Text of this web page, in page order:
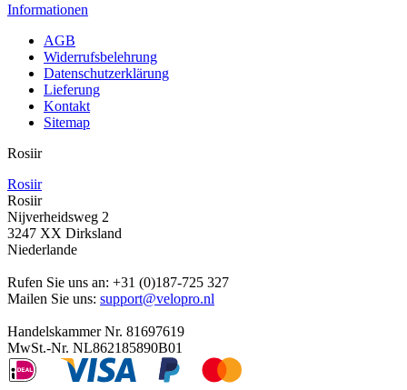
Informationen
AGB
Widerrufsbelehrung
Datenschutzerklärung
Lieferung
Kontakt
Sitemap
Rosiir
Rosiir
Rosiir
Nijverheidsweg 2
3247 XX Dirksland
Niederlande
Rufen Sie uns an: +31 (0)187-725 327
Mailen Sie uns: support@velopro.nl
Handelskammer Nr. 81697619
MwSt.-Nr. NL862185890B01